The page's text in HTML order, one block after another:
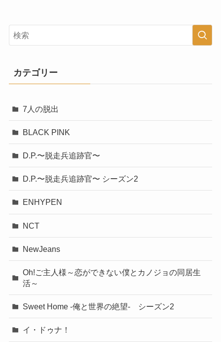
カテゴリー
7人の脱出
BLACK PINK
D.P.〜脱走兵追跡官〜
D.P.〜脱走兵追跡官〜 シーズン2
ENHYPEN
NCT
NewJeans
Oh!ご主人様～恋ができない僕とカノジョの同居生
活～
Sweet Home -俺と世界の絶望- シーズン2
イ・ドゥナ！